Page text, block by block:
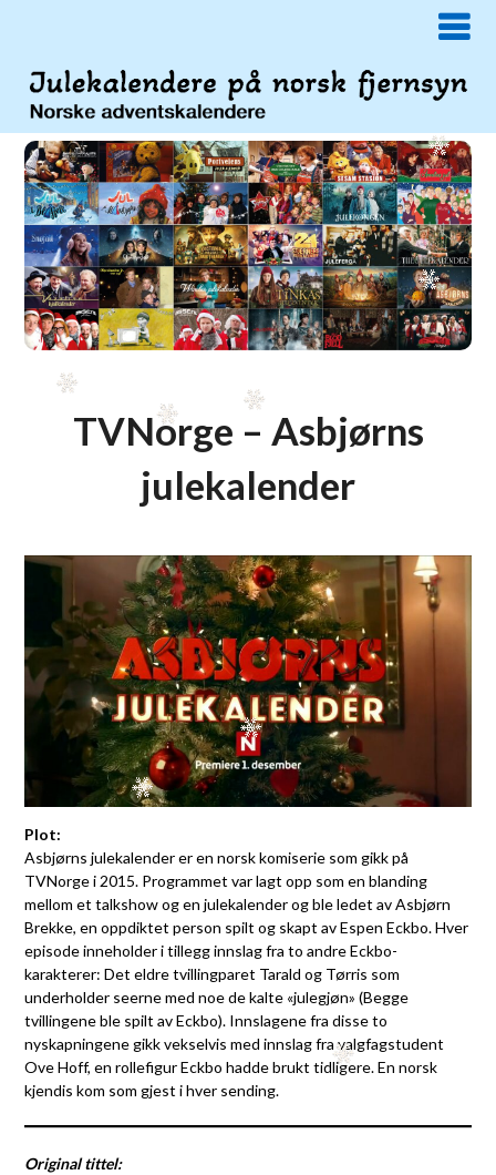
TVNorge – Asbjørns
julekalender
Plot:
Asbjørns julekalender er en norsk komiserie som gikk på
TVNorge i 2015. Programmet var lagt opp som en blanding
mellom et talkshow og en julekalender og ble ledet av Asbjørn
Brekke, en oppdiktet person spilt og skapt av Espen Eckbo. Hver
episode inneholder i tillegg innslag fra to andre Eckbo-
karakterer: Det eldre tvillingparet Tarald og Tørris som
underholder seerne med noe de kalte «julegjøn» (Begge
tvillingene ble spilt av Eckbo). Innslagene fra disse to
nyskapningene gikk vekselvis med innslag fra valgfagstudent
Ove Hoff, en rollefigur Eckbo hadde brukt tidligere. En norsk
kjendis kom som gjest i hver sending.
Original tittel: